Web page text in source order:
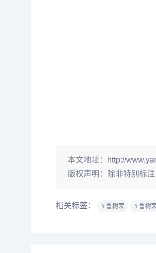
本文地址：
http://
版权声明：
除非特别标
相关标签： # 鲁树荣 # 鲁树